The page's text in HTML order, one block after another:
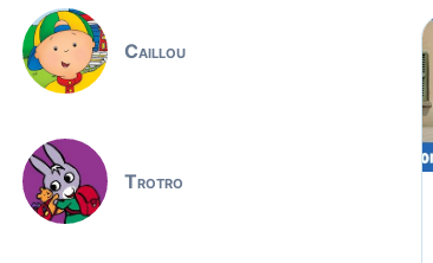
Caillou
Trotro